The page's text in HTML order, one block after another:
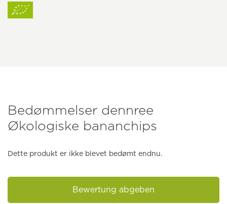
Bedømmelser dennree
Økologiske bananchips
Dette produkt er ikke blevet bedømt endnu.
Bewertung abgeben